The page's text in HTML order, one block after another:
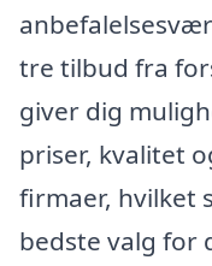
tre tilbud fra
giver dig
priser, kvalitet
firmaer, hvilket
bedste valg for